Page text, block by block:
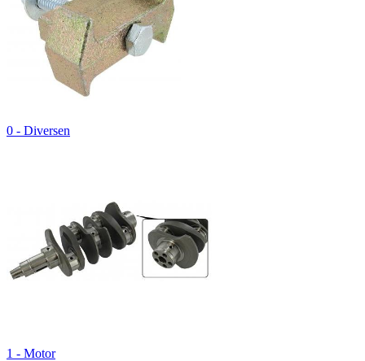
0 - Diversen
1 - Motor